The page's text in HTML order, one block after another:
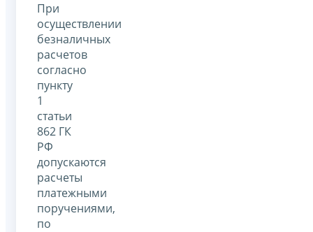
При
осуществлении
безналичных
расчетов
согласно
пункту
1
статьи
862 ГК
РФ
допускаются
расчеты
платежными
поручениями,
по